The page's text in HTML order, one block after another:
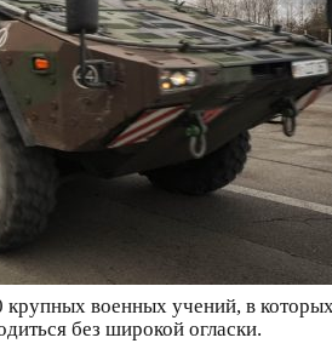
военных учений, в
без широкой огласки.